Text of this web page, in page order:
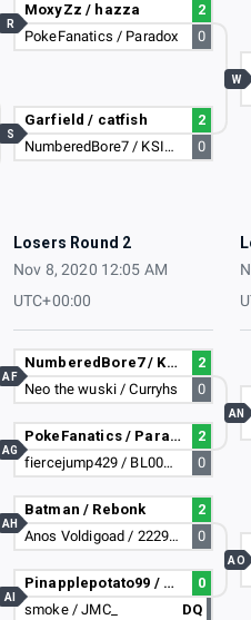
MoxyZz / hazza
2
PokeFanatics / Paradox
0
R
Garfield / catfish
2
NumberedBore7 / KSIOLAJIDE
0
S
W
Losers Round 2
Nov 8, 2020 12:05 AM
UTC+00:00
NumberedBore7 / KSIOLAJIDE
2
Neo the wuski / Curryhs
0
AF
PokeFanatics / Paradox
2
fiercejump429 / BL00DASP
0
AG
Batman / Rebonk
2
Anos Voldigoad / 22291778
0
AH
Pinapplepotato99 / BioHazard23-_-
0
smoke / JMC_
DQ
AI
AN
AO